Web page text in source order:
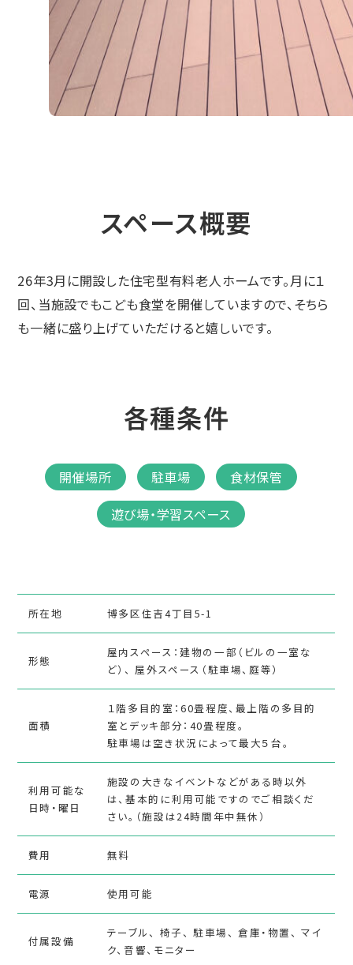
スペース概要
26年3月に開設した住宅型有料老人ホームです。月に１
回、当施設でもこども食堂を開催していますので、そちら
も一緒に盛り上げていただけると嬉しいです。
各種条件
開催場所 駐車場
食材保管
遊び場・学習スペース
所在地 博多区住吉4丁目5-1
形態
屋内スペース：建物の一部（ビルの一室な
ど）、 屋外スペース（駐車場、庭等）
面積
１階多目的室：60畳程度、最上階の多目的
室とデッキ部分：40畳程度。
駐車場は空き状況によって最大５台。
利用可能な
日時・曜日
施設の大きなイベントなどがある時以外
は、基本的に利用可能ですのでご相談くだ
さい。（施設は24時間年中無休）
費用 無料
電源 使用可能
付属設備
テーブル、 椅子、 駐車場、 倉庫・物置、 マイ
ク、音響、モニター